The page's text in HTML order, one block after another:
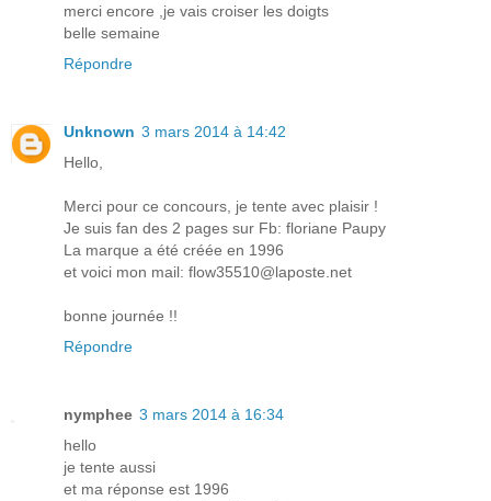
merci encore ,je vais croiser les doigts
belle semaine
Répondre
Unknown 3 mars 2014 à 14:42
Hello,
Merci pour ce concours, je tente avec plaisir !
Je suis fan des 2 pages sur Fb: floriane Paupy
La marque a été créée en 1996
et voici mon mail: flow35510@laposte.net
bonne journée !!
Répondre
nymphee 3 mars 2014 à 16:34
hello
je tente aussi
et ma réponse est 1996